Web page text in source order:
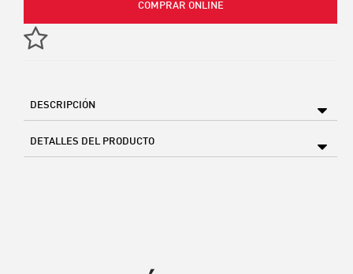
COMPRAR ONLINE
DESCRIPCIÓN
DETALLES DEL PRODUCTO